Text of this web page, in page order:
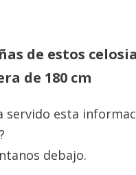
de estos
de 180 cm
servido esta
debajo.